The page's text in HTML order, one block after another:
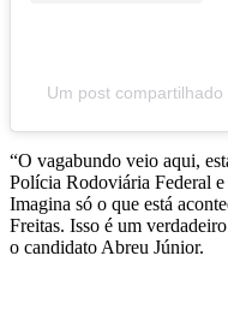
Um post
“O vagabundo veio aqui,
Polícia Rodoviária Federal
Imagina só o que está
Freitas. Isso é um
o candidato Abreu Júnior.